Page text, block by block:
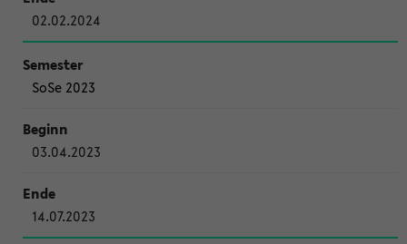
02.02.2024
SoSe 2023
03.04.2023
14.07.2023